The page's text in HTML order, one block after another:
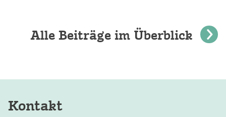
Alle Beiträge im Überblick
Kontakt